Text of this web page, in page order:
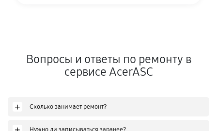
Вопросы и ответы по ремонту в
сервисе AcerASC
+ Сколько занимает ремонт?
Нужно ли записываться заранее?